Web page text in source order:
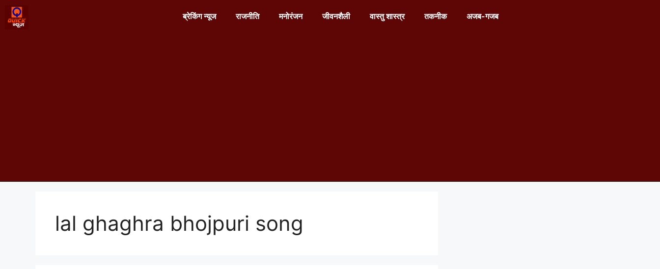
ब्रेकिंग न्यूज राजनीति मनोरंजन जीवनशैली वास्तु शास्त्र तकनीक अजब-गजब
lal ghaghra bhojpuri song